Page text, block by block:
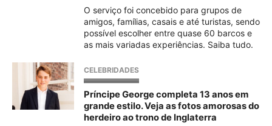
O serviço foi concebido para grupos de
amigos, famílias, casais e até turistas, sendo
possível escolher entre quase 60 barcos e
as mais variadas experiências. Saiba tudo.
CELEBRIDADES
Príncipe George completa 13 anos em
grande estilo. Veja as fotos amorosas do
herdeiro ao trono de Inglaterra